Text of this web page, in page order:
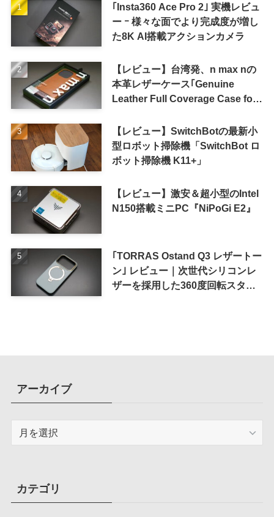
｢Insta360 Ace Pro 2｣ 実機レビュ
ー ｰ 様々な面でより完成度が増し
た8K AI搭載アクションカメラ
【レビュー】台湾発、n max nの
本革レザーケース｢Genuine
Leather Full Coverage Case for
【レビュー】SwitchBotの最新小
型ロボット掃除機「SwitchBot ロ
ボット掃除機 K11+」
【レビュー】激安＆超小型のIntel
N150搭載ミニPC『NiPoGi E2』
｢TORRAS Ostand Q3 レザートー
ン｣ レビュー｜次世代シリコンレ
ザーを採用した360度回転スタン
アーカイブ
ブカテゴリ